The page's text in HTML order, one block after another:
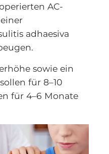
AC-
adhaesiva
sowie ein
für 8–10
für 4–6 Monate